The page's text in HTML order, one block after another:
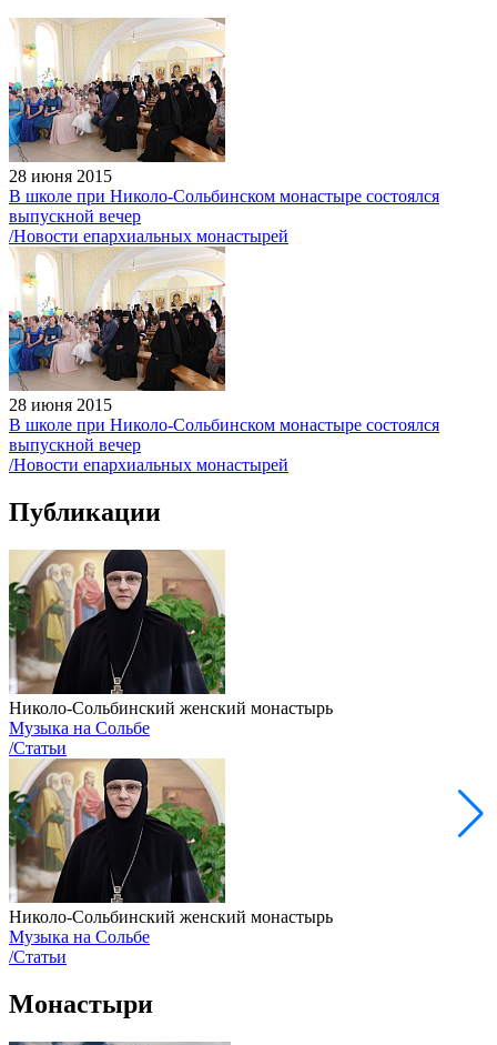
28 июня 2015
В школе при Николо-Сольбинском монастыре состоялся
выпускной вечер
/Новости епархиальных монастырей
28 июня 2015
В школе при Николо-Сольбинском монастыре состоялся
выпускной вечер
/Новости епархиальных монастырей
Публикации
Николо-Сольбинский женский монастырь
Музыка на Сольбе
/Статьи
Николо-Сольбинский женский монастырь
Музыка на Сольбе
/Статьи
Монастыри